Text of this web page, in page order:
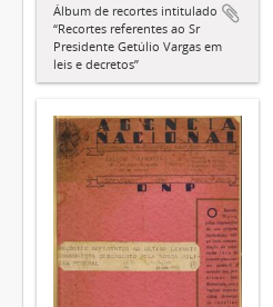
Álbum de recortes intitulado
“Recortes referentes ao Sr
Presidente Getúlio Vargas em
leis e decretos”